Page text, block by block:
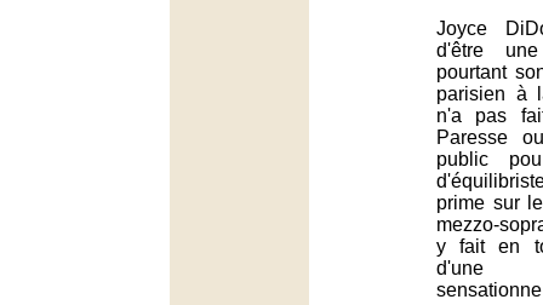
Joyce
d'être
pourtant
parisien à
n'a pas
Paresse
public
prime sur
mezzo-
y fait en
d'une